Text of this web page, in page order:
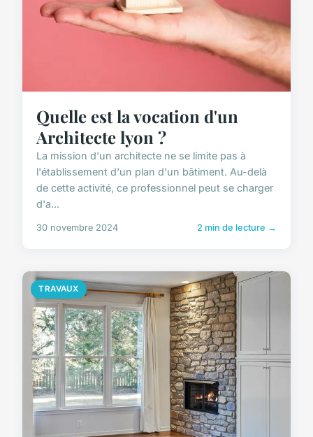
Quelle est la vocation d'un
Architecte lyon ?
La mission d'un architecte ne se limite pas à
l'établissement d'un plan d'un bâtiment. Au-delà
de cette activité, ce professionnel peut se charger
d'a...
30 novembre 2024 2 min de lecture →
TRAVAUX